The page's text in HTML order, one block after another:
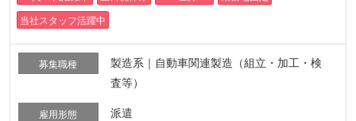
当社スタッフ活躍中
募集職種
製造系｜自動車関連製造（組立・加工・検
査等）
雇用形態 派遣